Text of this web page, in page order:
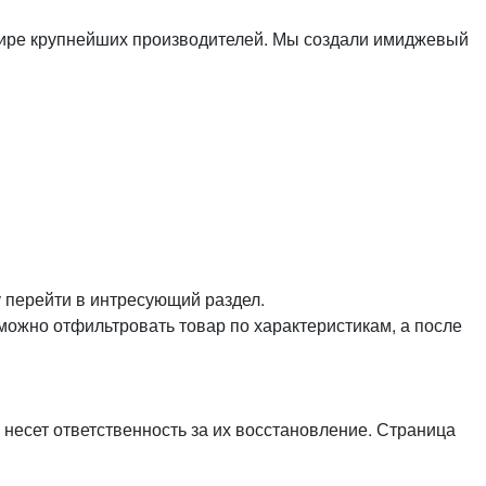
крупнейших производителей. Мы создали имиджевый
в интресующий раздел.
отфильтровать товар по характеристикам, а после
ответственность за их восстановление. Страница